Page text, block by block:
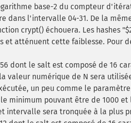
base-2 du compteur
dans l'intervalle 04-31. De la
crypt() échouera. Les hashes
et atténuent cette faiblesse. Pour
dont le salt est composé de 16
valeur numérique de N sera
un peu comme le
minimum pouvant être de 1000 et
intervalle sera tronquée à la plus